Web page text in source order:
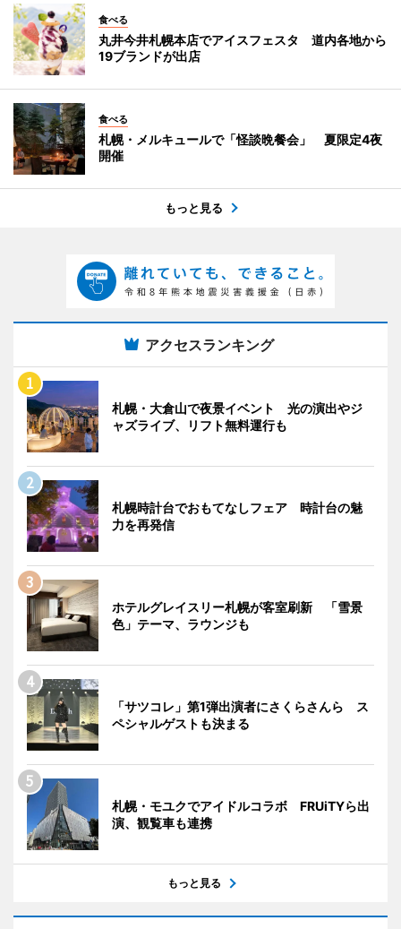
食べる
丸井今井札幌本店でアイスフェスタ 道内各地から
19ブランドが出店
食べる
札幌・メルキュールで「怪談晩餐会」 夏限定4夜
開催
もっと見る
アクセスランキング
札幌・大倉山で夜景イベント 光の演出やジ
ャズライブ、リフト無料運行も
札幌時計台でおもてなしフェア 時計台の魅
力を再発信
ホテルグレイスリー札幌が客室刷新 「雪景
色」テーマ、ラウンジも
「サツコレ」第1弾出演者にさくらさんら ス
ペシャルゲストも決まる
札幌・モユクでアイドルコラボ FRUiTYら出
演、観覧車も連携
もっと見る